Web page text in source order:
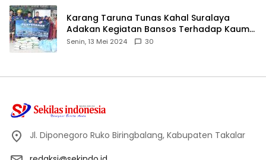
Karang Taruna Tunas Kahal Suralaya
Adakan Kegiatan Bansos Terhadap Kaum
Dhuafa dan Anak Yatim-Piatu
Senin, 13 Mei 2024 30
Jl. Diponegoro Ruko Biringbalang, Kabupaten Takalar